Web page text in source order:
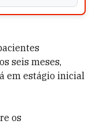
seis meses,
em estágio inicial
os